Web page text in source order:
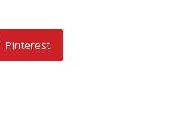
Pinterest